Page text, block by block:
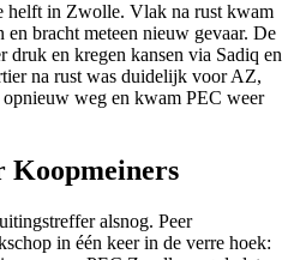
helft in Zwolle. Vlak na rust kwam
bracht meteen nieuw gevaar. De
druk en kregen kansen via Sadiq en
na rust was duidelijk voor AZ,
opnieuw weg en kwam PEC weer
Koopmeiners
alsnog. Peer
in één keer in de verre hoek: